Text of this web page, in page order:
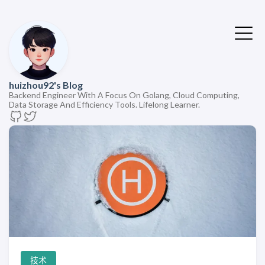
huizhou92's Blog
Backend Engineer With A Focus On Golang, Cloud Computing,
Data Storage And Efficiency Tools. Lifelong Learner.
技术